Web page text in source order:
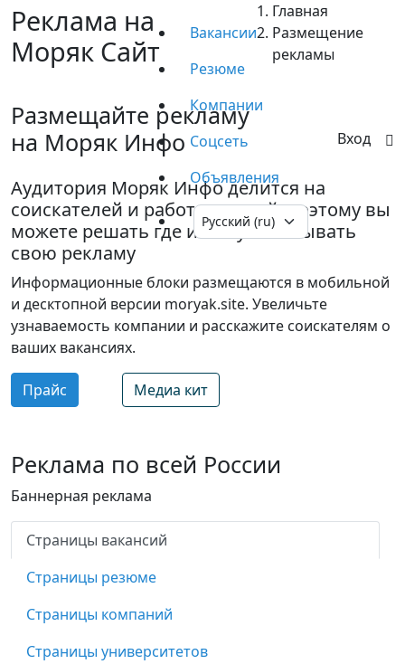
Вакансии
Резюме
Компании
Соцсеть
Объявления
Вход
Реклама на
Моряк Сайт
Главная
Размещение
рекламы
Размещайте рекламу
на Моряк Инфо
Аудитория Моряк Инфо делится на
соискателей и работодателей, поэтому вы
можете решать где и кому показывать
свою рекламу
Информационные блоки размещаются в мобильной
и десктопной версии moryak.site. Увеличьте
узнаваемость компании и расскажите соискателям о
ваших вакансиях.
Прайс Медиа кит
Реклама по всей России
Баннерная реклама
Страницы вакансий
Страницы резюме
Страницы компаний
Страницы университетов